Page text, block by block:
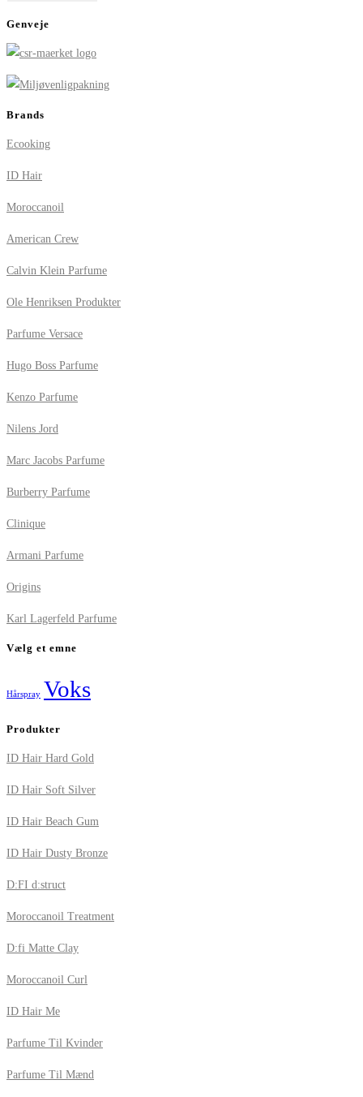
Genveje
Brands
Ecooking
ID Hair
Moroccanoil
American Crew
Calvin Klein Parfume
Ole Henriksen Produkter
Parfume Versace
Hugo Boss Parfume
Kenzo Parfume
Nilens Jord
Marc Jacobs Parfume
Burberry Parfume
Clinique
Armani Parfume
Origins
Karl Lagerfeld Parfume
Vælg et emne
Hårspray Voks
Produkter
ID Hair Hard Gold
ID Hair Soft Silver
ID Hair Beach Gum
ID Hair Dusty Bronze
D:FI d:struct
Moroccanoil Treatment
D:fi Matte Clay
Moroccanoil Curl
ID Hair Me
Parfume Til Kvinder
Parfume Til Mænd